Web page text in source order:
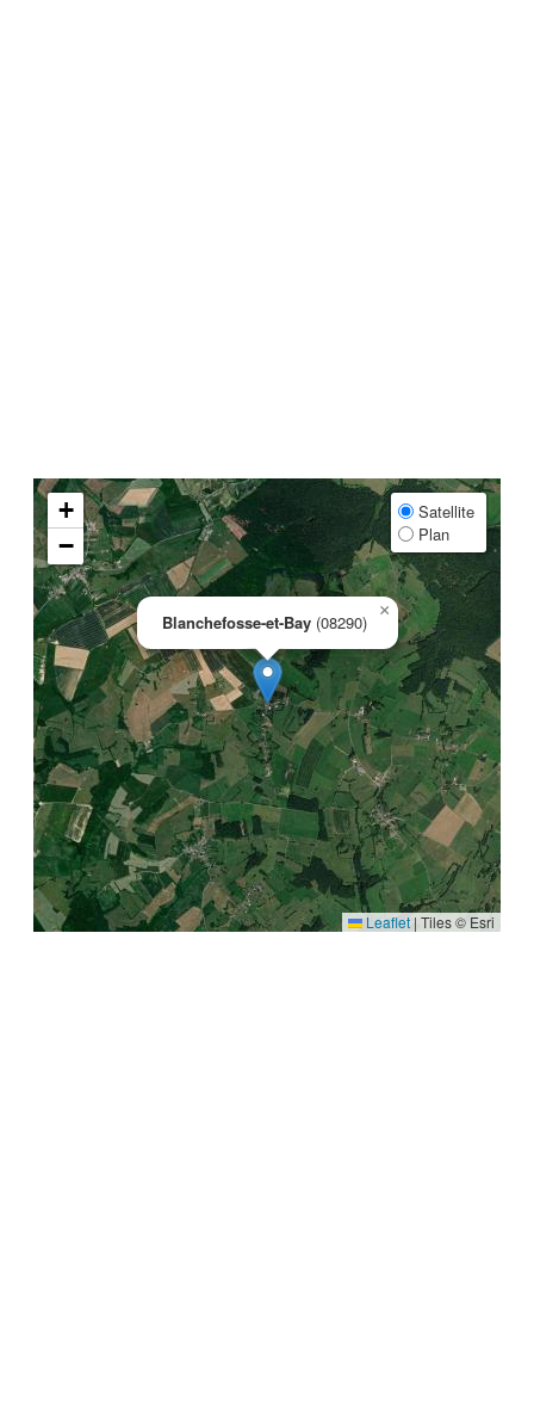
Blanchefosse-et-Bay (08290)
×
+
−
Satellite
Plan
Leaflet | Tiles © Esri